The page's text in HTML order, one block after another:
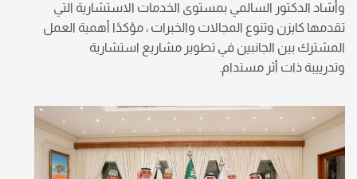
وأشاد الدكتور السالمي بمستوى الخدمات الاستشارية التي
تقدمها كايزن وتنوع المجالات والخبرات ، مؤكدًا أهمية العمل
المشترك بين الجانبين في تطوير مشاريع استشارية
وتدرييبة ذات أثر مستدام.